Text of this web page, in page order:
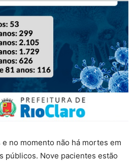
no momento não há mortes em
públicos. Nove pacientes estão